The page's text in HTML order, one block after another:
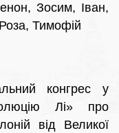
Зосим, Іван,
Тимофій
конгрес у
Лі» про
від Великої